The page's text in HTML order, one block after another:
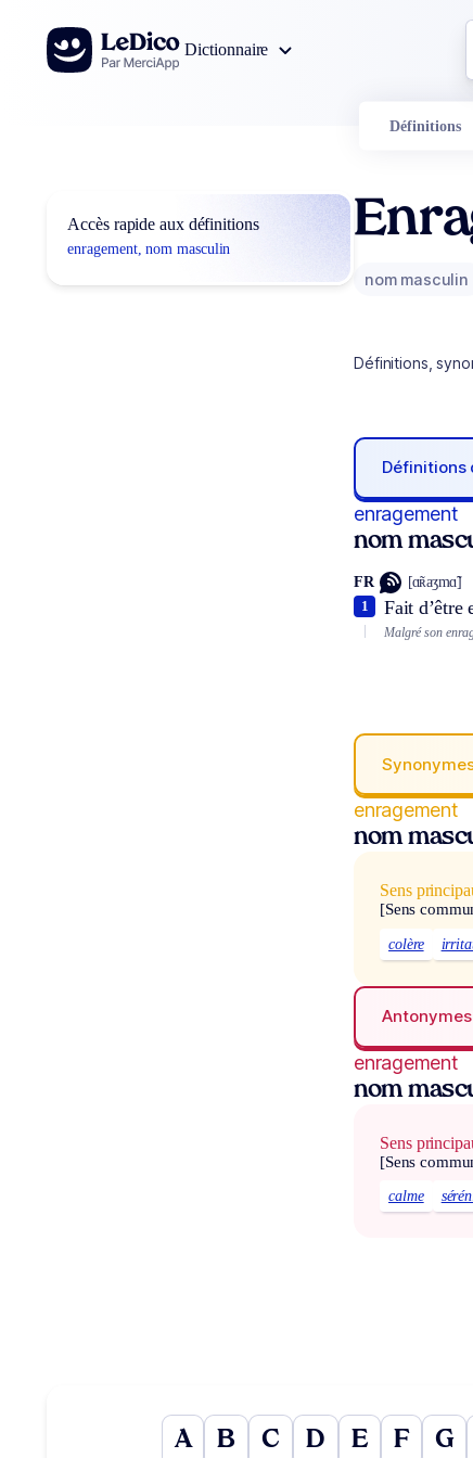
Aller au contenu
Dictionnaire
Définitions
Accès rapide aux définitions
enragement, nom masculin
nom masculin
Définitions,
Définitions
enragement
nom
FR [ɑ̃ʀaʒmɑ̃]
Fait d’être
1
Malgré son
enragement
nom
Sens
[Sens
colère
enragement
nom
Sens
[Sens
calme
A B C D E F G